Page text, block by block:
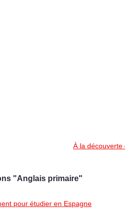
À la découverte
"Anglais primaire"
pour étudier en Espagne